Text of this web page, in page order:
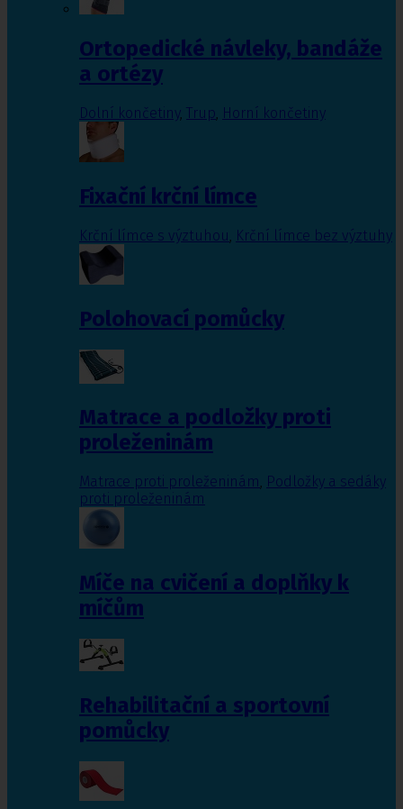
Ortopedické návleky, bandáže
a ortézy
Dolní končetiny, Trup, Horní končetiny
Fixační krční límce
Krční límce s výztuhou Krční límce bez výztuhy
Polohovací pomůcky
Matrace a podložky proti
proleženinám
Matrace proti proleženinám, Podložky a sedáky
proti proleženinám
Míče na cvičení a doplňky k
míčům
Rehabilitační a sportovní
pomůcky